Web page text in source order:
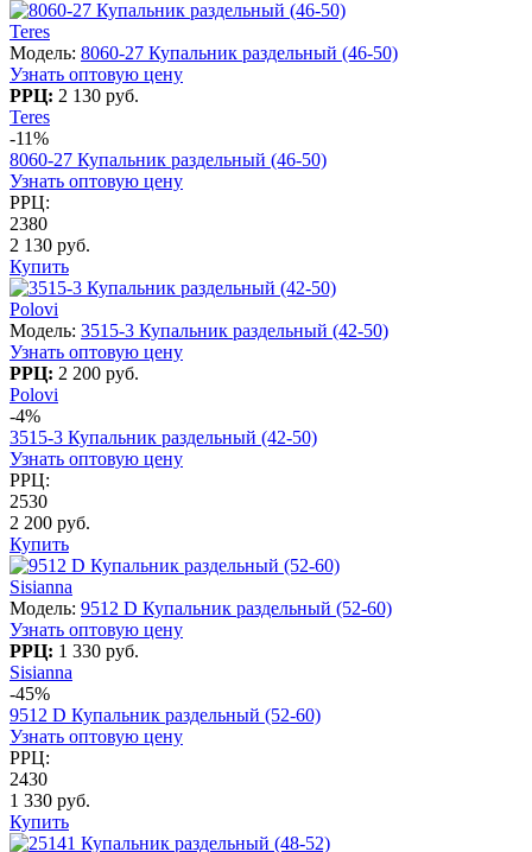
Teres
Модель: 8060-27 Купальник раздельный (46-50)
Узнать оптовую цену
РРЦ: 2 130 руб.
Teres
-11%
8060-27 Купальник раздельный (46-50)
Узнать оптовую цену
РРЦ:
2380
2 130 руб.
Купить
Polovi
Модель: 3515-3 Купальник раздельный (42-50)
Узнать оптовую цену
РРЦ: 2 200 руб.
Polovi
-4%
3515-3 Купальник раздельный (42-50)
Узнать оптовую цену
РРЦ:
2530
2 200 руб.
Купить
Sisianna
Модель: 9512 D Купальник раздельный (52-60)
Узнать оптовую цену
РРЦ: 1 330 руб.
Sisianna
-45%
9512 D Купальник раздельный (52-60)
Узнать оптовую цену
РРЦ:
2430
1 330 руб.
Купить